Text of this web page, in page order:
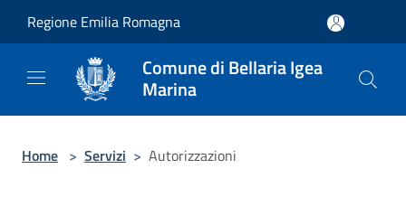
Regione Emilia Romagna
Comune di Bellaria Igea
Marina
Home > Servizi > Autorizzazioni